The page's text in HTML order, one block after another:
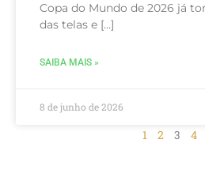
Copa do Mundo de 2026 já
das telas e […]
SAIBA MAIS »
8 de junho de 2026
1 2 3 4